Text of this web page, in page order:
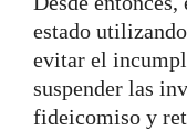
estado
evitar el
suspender las
fideicomiso y